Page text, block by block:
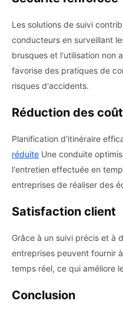
Les solutions de suivi
conducteurs en surveillant
brusques et l'utilisation non
favorise des pratiques de
risques d'accidents.
Réduction des
Planification d'itinéraire
réduite Une conduite
l'entretien effectuée en
entreprises de réaliser des
Satisfaction client
Grâce à un suivi précis et à
entreprises peuvent fournir
temps réel, ce qui améliore
Conclusion